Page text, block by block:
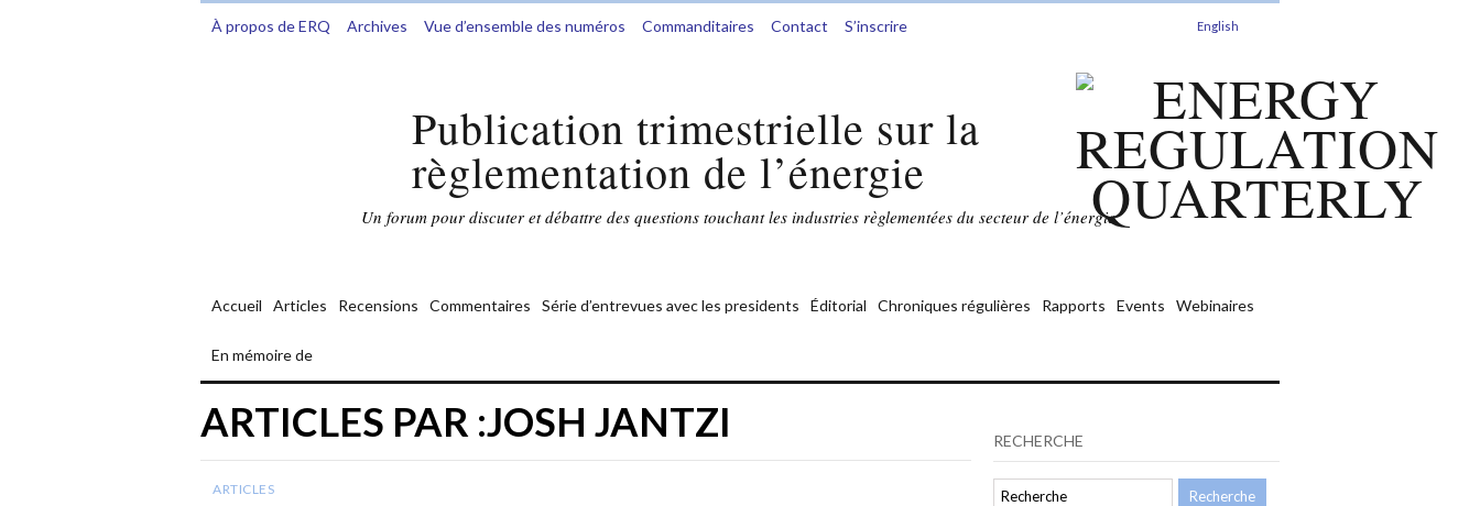
À propos de ERQ Archives Vue d’ensemble des numéros Commanditaires Contact S’inscrire English
Publication trimestrielle sur la
règlementation de l’énergie
Un forum pour discuter et débattre des questions touchant les industries règlementées du secteur de l’énergie.
Accueil Articles Recensions Commentaires Série d’entrevues avec les presidents Éditorial Chroniques régulières Rapports Events Webinaires
En mémoire de
ARTICLES PAR :JOSH JANTZI
ARTICLES
RECHERCHE